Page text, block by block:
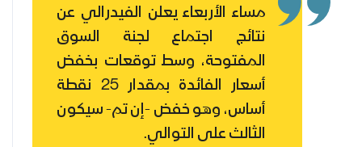
مساء الأربعاء يعلن الفيدرالي عن
نتائج اجتماع لجنة السوق
المفتوحة، وسط توقعات بخفض
أسعار الفائدة بمقدار 25 نقطة
أساس، وهو خفض -إن تم- سيكون
الثالث على التوالي.